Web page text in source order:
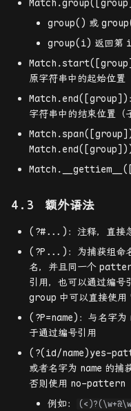
group() 或
group(i) 返回第 i
原字符串中的起始位置
Match.end([group])
字符串中的结束位置（
额外语法
(?#...)：注释，直接
(?P ...)：为捕获组命
名，并且同一个
引用，也可以通过编号
group 中可以直接使用
(?P=name)：与名字为
于通过编号引用
(?(id/name)yes-
或者名字为 name 的捕
否则使用 no-pattern
例如：